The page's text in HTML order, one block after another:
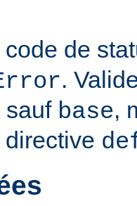
code de
.
sauf base,